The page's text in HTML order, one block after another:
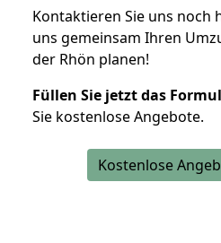
Kontaktieren Sie uns noch
uns gemeinsam Ihren
der Rhön planen!
Füllen Sie jetzt das
Sie kostenlose Angebote.
Kostenlose